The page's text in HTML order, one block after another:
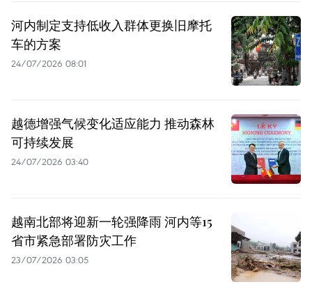
河内制定支持低收入群体更换旧摩托
车的方案
24/07/2026 08:01
越德增强气候变化适应能力 推动森林
可持续发展
24/07/2026 03:40
越南北部将迎新一轮强降雨 河内等15
省市紧急部署防灾工作
23/07/2026 03:05